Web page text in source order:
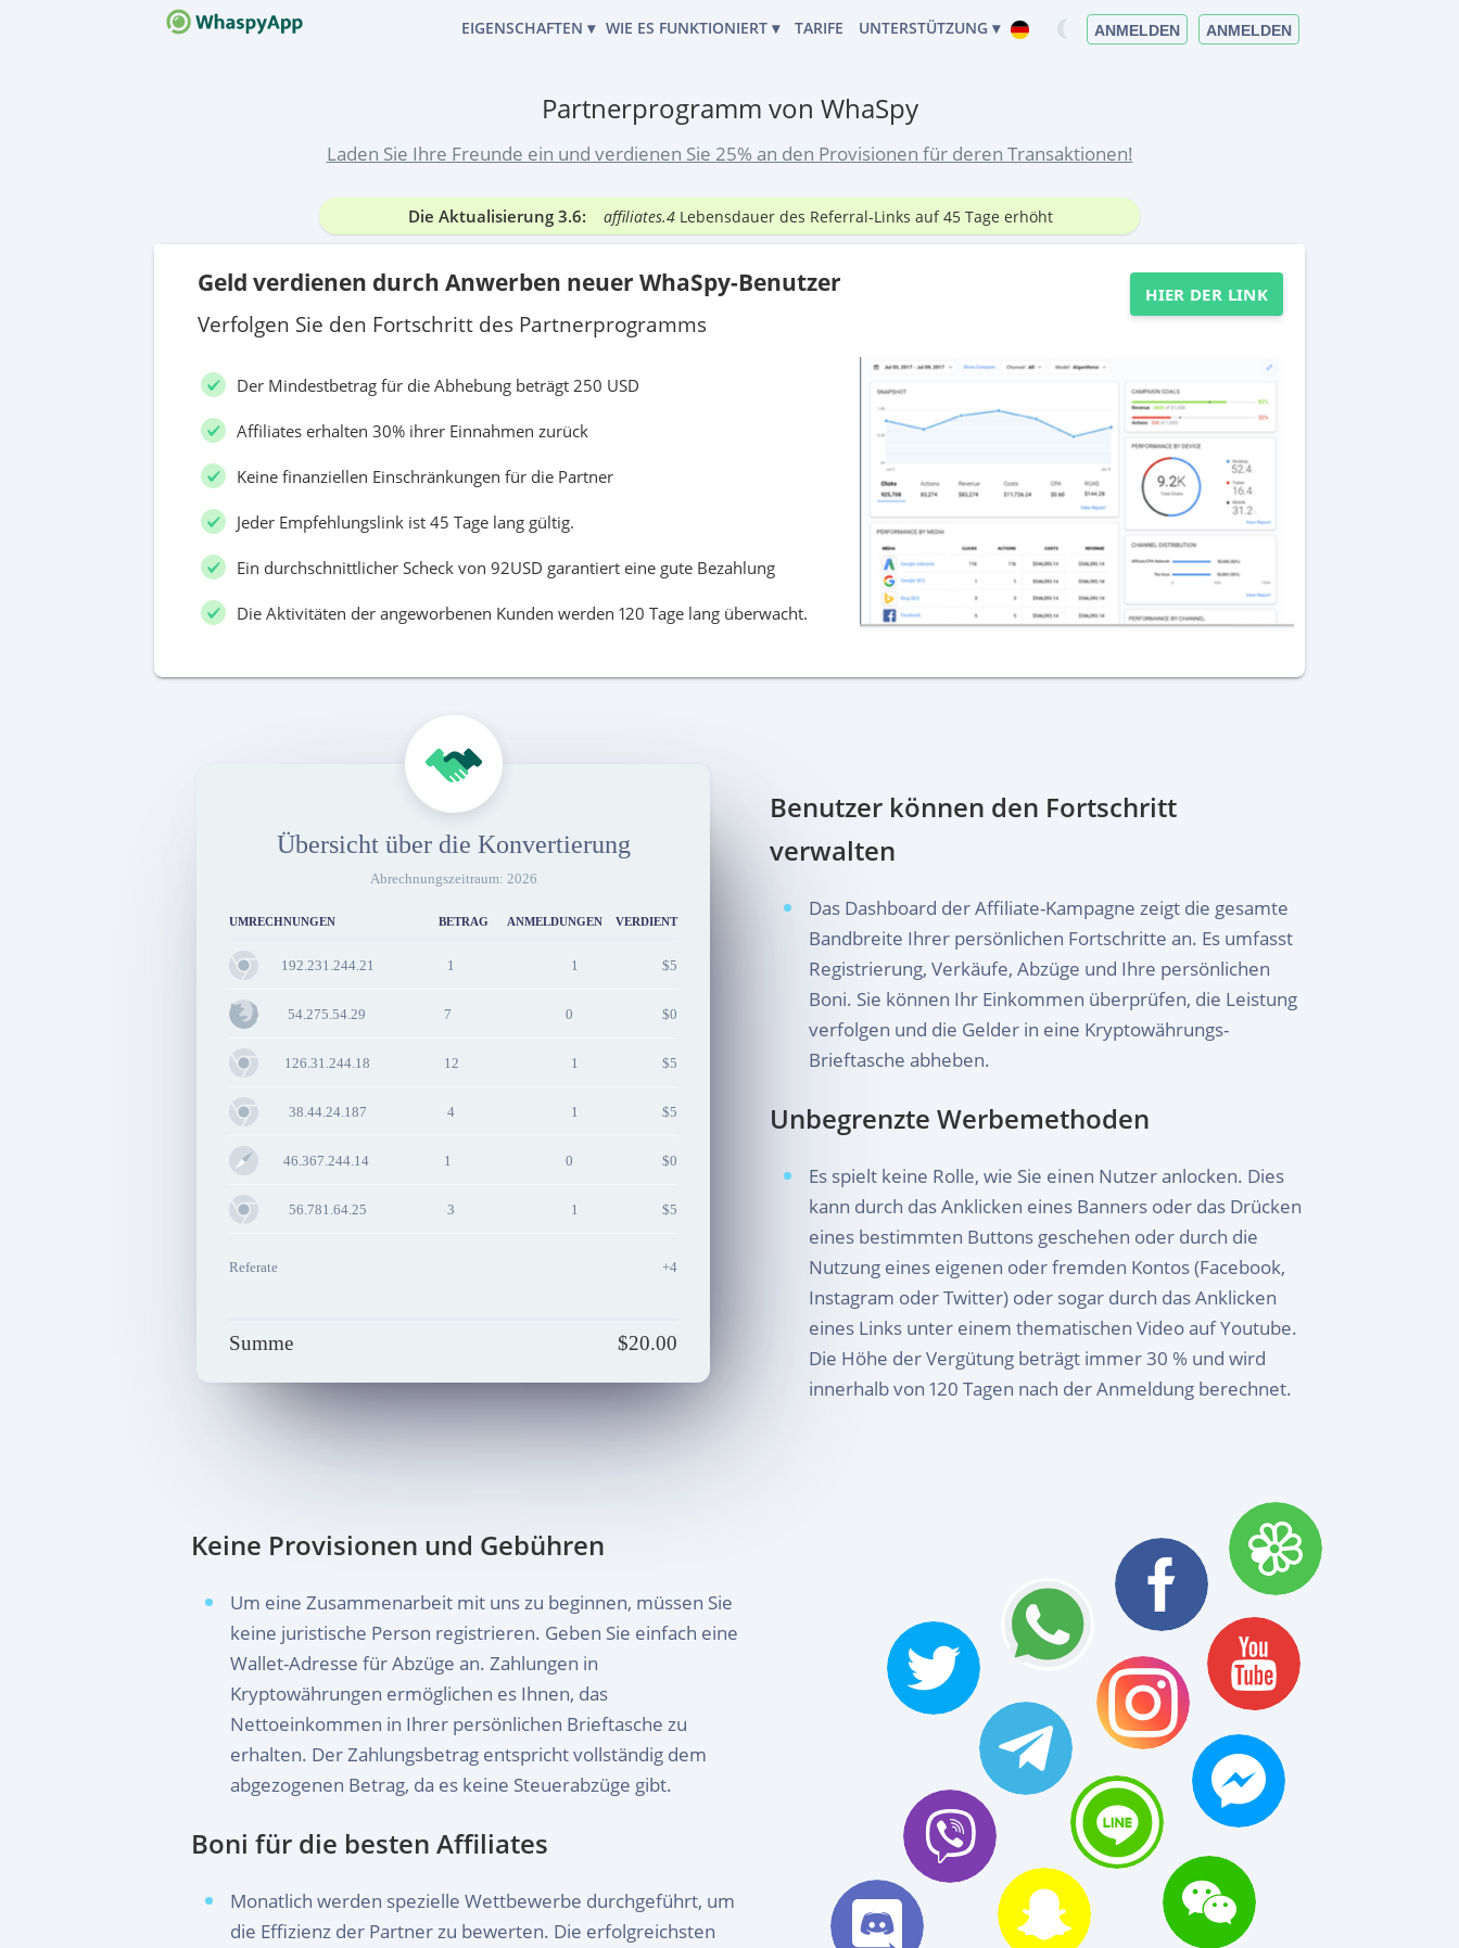
EIGENSCHAFTEN ▾ WIE ES FUNKTIONIERT ▾ TARIFE UNTERSTÜTZUNG ▾ ANMELDEN ANMELDEN
Neuer Software-Typ
F.A.Q.
KONTAKTIEREN SIE UNS
EIGENSCHAFTEN
BENUTZERHANDBUCH
NUTZUNGSBEDINGUNGEN
Español
Français
STANDORT DER SPUR
PASSWORT-WIEDERHERSTELLUNG
KONTAKTLISTE
ANRUFVERLAUF
BENUTZER-BEWERTUNGEN
Partnerprogramm von WhaSpy
Laden Sie Ihre Freunde ein und verdienen Sie 25% an den Provisionen für deren Transaktionen!
Die Aktualisierung 3.6: affiliates.4 Lebensdauer des Referral-Links auf 45 Tage erhöht
Geld verdienen durch Anwerben neuer WhaSpy-Benutzer
Verfolgen Sie den Fortschritt des Partnerprogramms
HIER DER LINK
Der Mindestbetrag für die Abhebung beträgt 250 USD
Affiliates erhalten 30% ihrer Einnahmen zurück
Keine finanziellen Einschränkungen für die Partner
Jeder Empfehlungslink ist 45 Tage lang gültig.
Ein durchschnittlicher Scheck von 92USD garantiert eine gute Bezahlung
Die Aktivitäten der angeworbenen Kunden werden 120 Tage lang überwacht.
Übersicht über die Konvertierung
Abrechnungszeitraum: 2026
UMRECHNUNGEN BETRAG ANMELDUNGEN VERDIENT
192.231.244.21 1 1 $5
54.275.54.29 7 0 $0
126.31.244.18 12 1 $5
38.44.24.187 4 1 $5
46.367.244.14 1 0 $0
56.781.64.25 3 1 $5
Referate +4
Summe $20.00
Benutzer können den Fortschritt
verwalten
Das Dashboard der Affiliate-Kampagne zeigt die gesamte
Bandbreite Ihrer persönlichen Fortschritte an. Es umfasst
Registrierung, Verkäufe, Abzüge und Ihre persönlichen
Boni. Sie können Ihr Einkommen überprüfen, die Leistung
verfolgen und die Gelder in eine Kryptowährungs-
Brieftasche abheben.
Unbegrenzte Werbemethoden
Es spielt keine Rolle, wie Sie einen Nutzer anlocken. Dies
kann durch das Anklicken eines Banners oder das Drücken
eines bestimmten Buttons geschehen oder durch die
Nutzung eines eigenen oder fremden Kontos (Facebook,
Instagram oder Twitter) oder sogar durch das Anklicken
eines Links unter einem thematischen Video auf Youtube.
Die Höhe der Vergütung beträgt immer 30 % und wird
innerhalb von 120 Tagen nach der Anmeldung berechnet.
Keine Provisionen und Gebühren
Um eine Zusammenarbeit mit uns zu beginnen, müssen Sie
keine juristische Person registrieren. Geben Sie einfach eine
Wallet-Adresse für Abzüge an. Zahlungen in
Kryptowährungen ermöglichen es Ihnen, das
Nettoeinkommen in Ihrer persönlichen Brieftasche zu
erhalten. Der Zahlungsbetrag entspricht vollständig dem
abgezogenen Betrag, da es keine Steuerabzüge gibt.
Boni für die besten Affiliates
Monatlich werden spezielle Wettbewerbe durchgeführt, um
die Effizienz der Partner zu bewerten. Die erfolgreichsten